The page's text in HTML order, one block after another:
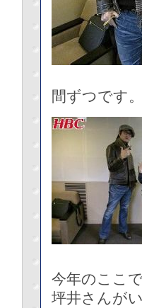
間ずつです
今年のここ
坪井さんが